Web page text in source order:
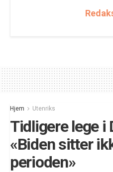
Hjem Utenriks
Tidligere lege i
«Biden sitter
perioden»